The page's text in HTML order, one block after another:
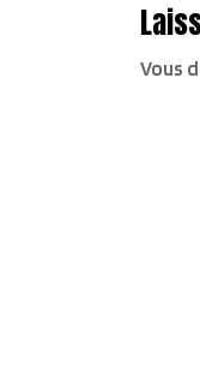
Vous